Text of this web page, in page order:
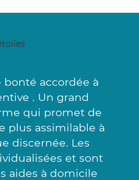
bonté accordée à
. Un grand
qui promet de
plus assimilable à
discernée. Les
et sont
aides à domicile